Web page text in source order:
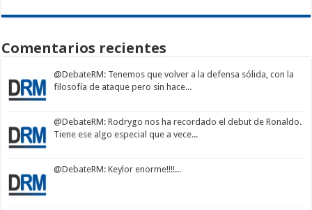
Comentarios recientes
@DebateRM: Tenemos que volver a la defensa sólida, con la
filosofía de ataque pero sin hace...
@DebateRM: Rodrygo nos ha recordado el debut de Ronaldo.
Tiene ese algo especial que a vece...
@DebateRM: Keylor enorme!!!!...